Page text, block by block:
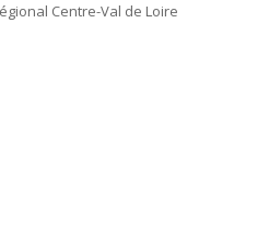
Centre-Val de Loire